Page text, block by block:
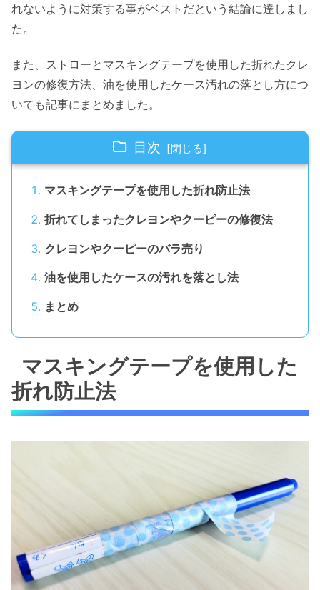
れないように対策する事がベストだという結論に達しまし
た。
また、ストローとマスキングテープを使用した折れたクレ
ヨンの修復方法、油を使用したケース汚れの落とし方につ
いても記事にまとめました。
目次
マスキングテープを使用した折れ防止法
折れてしまったクレヨンやクーピーの修復法
クレヨンやクーピーのバラ売り
油を使用したケースの汚れを落とし法
まとめ
マスキングテープを使用した
折れ防止法